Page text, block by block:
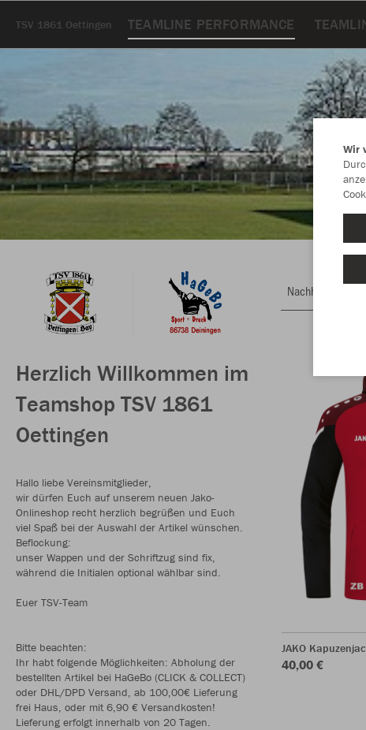
TSV 1861 Oettingen TEAMLINE PERFORMANCE
Herzlich Willkommen im
Teamshop TSV 1861
Oettingen
Hallo liebe Vereinsmitglieder,
wir dürfen Euch auf unserem neuen Jako-
Onlineshop recht herzlich begrüßen und Euch
viel Spaß bei der Auswahl der Artikel wünschen.
Beflockung:
unser Wappen und der Schriftzug sind fix,
während die Initialen optional wählbar sind.
Euer TSV-Team
Bitte beachten:
Ihr habt folgende Möglichkeiten: Abholung der
bestellten Artikel bei HaGeBo (CLICK & COLLECT)
oder DHL/DPD Versand, ab 100,00€ Lieferung
frei Haus, oder mit 6,90 € Versandkosten!
Lieferung erfolgt innerhalb von 20 Tagen.
Nachhaltig
JAKO
40,00 €
Wir